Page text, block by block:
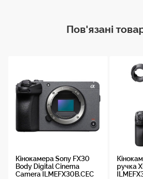
Пов'язані
Кінокамера Sony FX30
Body Digital Cinema
Camera ILMEFX30B.CEC
ручка